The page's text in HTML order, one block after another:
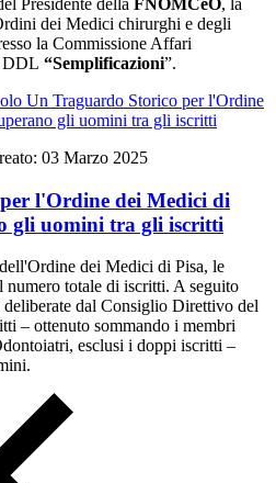
Presidente della FNOMCeO, la
dei Medici chirurghi e degli
la Commissione Affari
DDL “Semplificazioni”.
03 Marzo 2025
l'Ordine dei Medici di
gli uomini tra gli iscritti
dei Medici di Pisa, le
totale di iscritti. A seguito
dal Consiglio Direttivo del
– ottenuto sommando i membri
esclusi i doppi iscritti –